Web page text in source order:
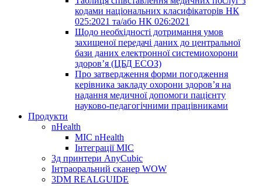
кодами національних класифікаторів НК
025:2021 та/або НК 026:2021
Щодо необхідності дотримання умов
захищеної передачі даних до центральної
бази даних електронної системиохорони
здоров’я (ЦБД ЕСОЗ)
Про затвердження форми погодження
керівника закладу охорони здоров’я на
надання медичної допомоги пацієнту
науково-педагогічними працівниками
Продукти
nHealth
МІС nHealth
Інтеграції МІС
3д принтери AnyCubic
Інтраоральний сканер WOW
3DM REALGUIDE